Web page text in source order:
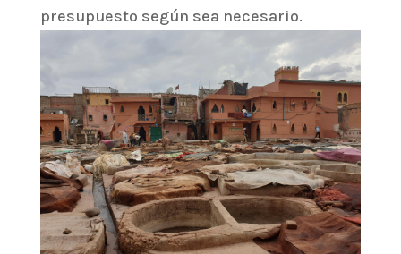
presupuesto según sea necesario.